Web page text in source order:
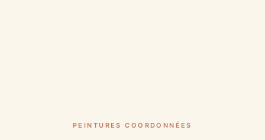
PEINTURES COORDONNÉES